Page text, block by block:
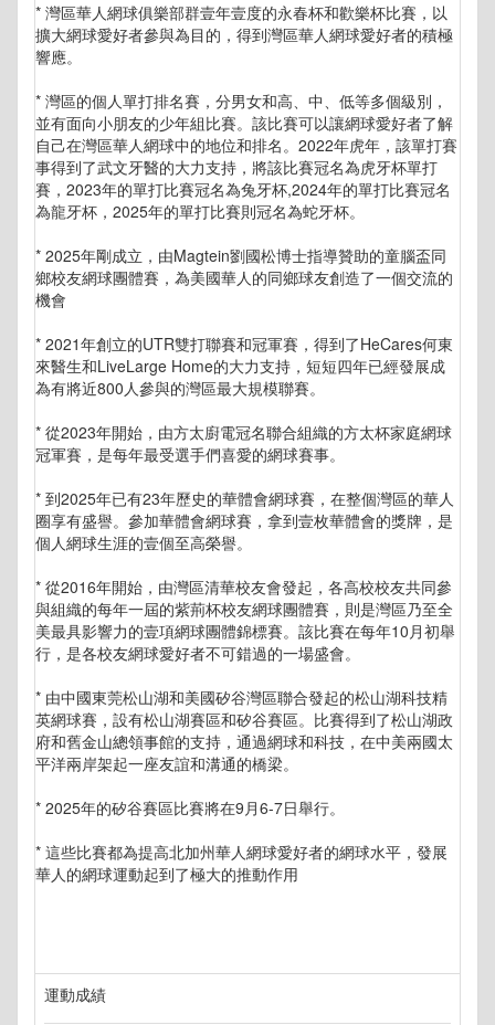
* 灣區華人網球俱樂部群壹年壹度的永春杯和歡樂杯比賽，以
擴大網球愛好者參與為目的，得到灣區華人網球愛好者的積極
響應。
* 灣區的個人單打排名賽，分男女和高、中、低等多個級別，
並有面向小朋友的少年組比賽。該比賽可以讓網球愛好者了解
自己在灣區華人網球中的地位和排名。2022年虎年，該單打賽
事得到了武文牙醫的大力支持，將該比賽冠名為虎牙杯單打
賽，2023年的單打比賽冠名為兔牙杯,2024年的單打比賽冠名
為龍牙杯，2025年的單打比賽則冠名為蛇牙杯。
* 2025年剛成立，由Magtein劉國松博士指導贊助的童腦盃同
鄉校友網球團體賽，為美國華人的同鄉球友創造了一個交流的
機會
* 2021年創立的UTR雙打聯賽和冠軍賽，得到了HeCares何東
來醫生和LiveLarge Home的大力支持，短短四年已經發展成
為有將近800人參與的灣區最大規模聯賽。
* 從2023年開始，由方太廚電冠名聯合組織的方太杯家庭網球
冠軍賽，是每年最受選手們喜愛的網球賽事。
* 到2025年已有23年歷史的華體會網球賽，在整個灣區的華人
圈享有盛譽。參加華體會網球賽，拿到壹枚華體會的獎牌，是
個人網球生涯的壹個至高榮譽。
* 從2016年開始，由灣區清華校友會發起，各高校校友共同參
與組織的每年一屆的紫荊杯校友網球團體賽，則是灣區乃至全
美最具影響力的壹項網球團體錦標賽。該比賽在每年10月初舉
行，是各校友網球愛好者不可錯過的一場盛會。
* 由中國東莞松山湖和美國矽谷灣區聯合發起的松山湖科技精
英網球賽，設有松山湖賽區和矽谷賽區。比賽得到了松山湖政
府和舊金山總領事館的支持，通過網球和科技，在中美兩國太
平洋兩岸架起一座友誼和溝通的橋梁。
* 2025年的矽谷賽區比賽將在9月6-7日舉行。
* 這些比賽都為提高北加州華人網球愛好者的網球水平，發展
華人的網球運動起到了極大的推動作用
運動成績